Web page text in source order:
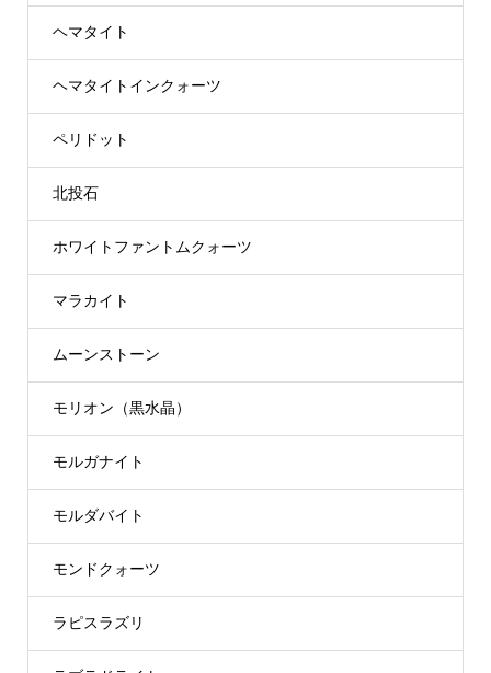
ヘマタイト
ヘマタイトインクォーツ
ペリドット
北投石
ホワイトファントムクォーツ
マラカイト
ムーンストーン
モリオン（黒水晶）
モルガナイト
モルダバイト
モンドクォーツ
ラピスラズリ